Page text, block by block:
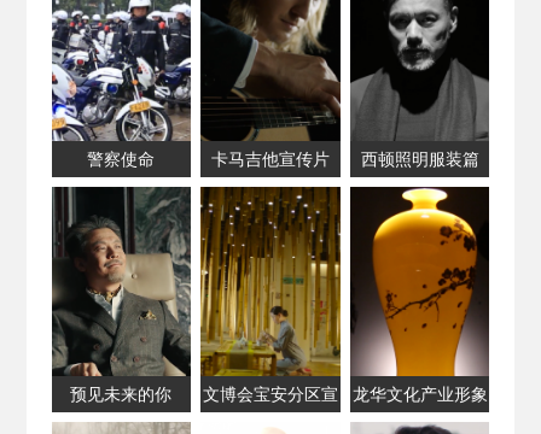
警察使命 卡马吉他宣传片 西顿照明服装篇
预见未来的你
文博会宝安分区宣
传片
龙华文化产业形象
片